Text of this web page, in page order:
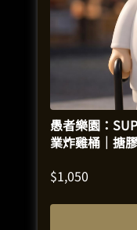
愚者樂園：
業炸雞桶｜搪
$1,050